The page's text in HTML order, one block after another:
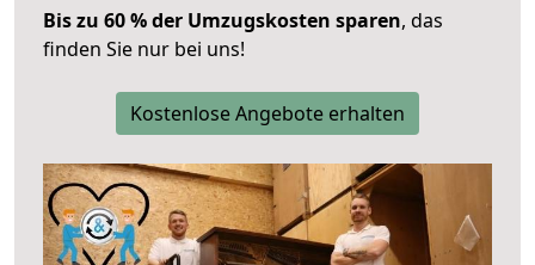
Bis zu 60 % der Umzugskosten sparen, das
finden Sie nur bei uns!
Kostenlose Angebote erhalten